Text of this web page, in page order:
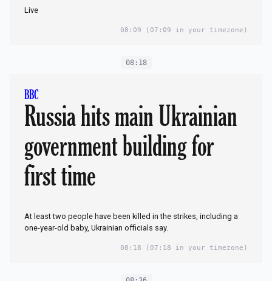
Live
08:09 (07:09 in your timezone)
08:18
BBC
Russia hits main Ukrainian
government building for
first time
At least two people have been killed in the strikes, including a
one-year-old baby, Ukrainian officials say.
08:18 (07:18 in your timezone)